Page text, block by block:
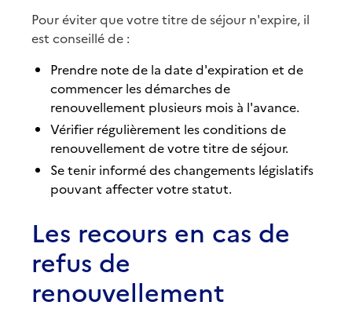
Pour éviter que votre titre de séjour n'expire, il
est conseillé de :
Prendre note de la date d'expiration et de
commencer les démarches de
renouvellement plusieurs mois à l'avance.
Vérifier régulièrement les conditions de
renouvellement de votre titre de séjour.
Se tenir informé des changements législatifs
pouvant affecter votre statut.
Les recours en cas de
refus de
renouvellement